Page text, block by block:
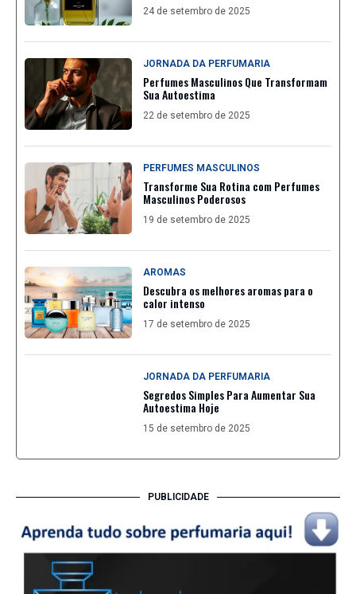
24 de setembro de 2025
JORNADA DA PERFUMARIA
Perfumes Masculinos Que Transformam
Sua Autoestima
22 de setembro de 2025
PERFUMES MASCULINOS
Transforme Sua Rotina com Perfumes
Masculinos Poderosos
19 de setembro de 2025
AROMAS
Descubra os melhores aromas para o
calor intenso
17 de setembro de 2025
JORNADA DA PERFUMARIA
Segredos Simples Para Aumentar Sua
Autoestima Hoje
15 de setembro de 2025
PUBLICIDADE